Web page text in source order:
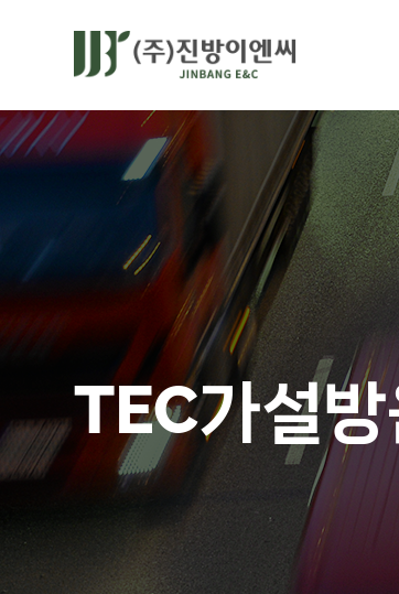
TEC가설